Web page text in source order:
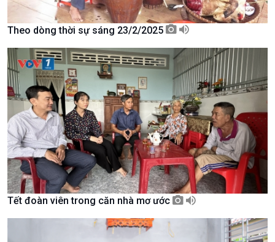
Văn hoá & Du lịch
Tin Văn hoá & Du lịch
Chát với người nổi tiếng
Câu chuyện Thể thao
Multimedia
Ảnh
Video
Infographic
E-Magazine
Theo dòng thời sự sáng 23/2/2025
Tết đoàn viên trong căn nhà mơ ước